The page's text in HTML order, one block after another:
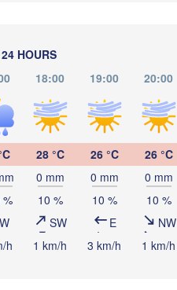
HOURS
18:00 19:00 20:00
%
W
h
28 °C
0 mm
10 %
SW
1 km/h
26 °C
0 mm
10 %
E
3 km/h
26 °C
0 mm
10 %
NW
1 km/h